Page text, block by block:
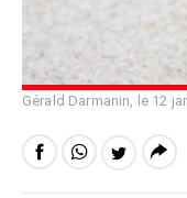
Gérald Darmanin, le 12